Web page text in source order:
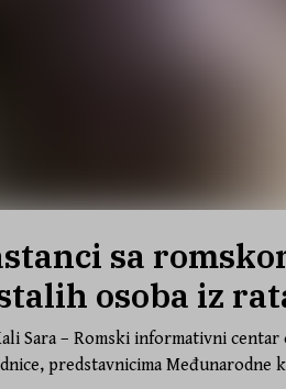
sa
osoba iz
Sara – Romski informativni centar
predstavnicima Međunarodne